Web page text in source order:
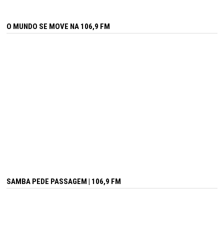
O MUNDO SE MOVE NA 106,9 FM
SAMBA PEDE PASSAGEM | 106,9 FM